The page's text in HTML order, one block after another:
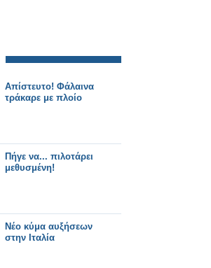
Απίστευτο! Φάλαινα
τράκαρε με πλοίο
Πήγε να... πιλοτάρει
μεθυσμένη!
Νέο κύμα αυξήσεων
στην Ιταλία